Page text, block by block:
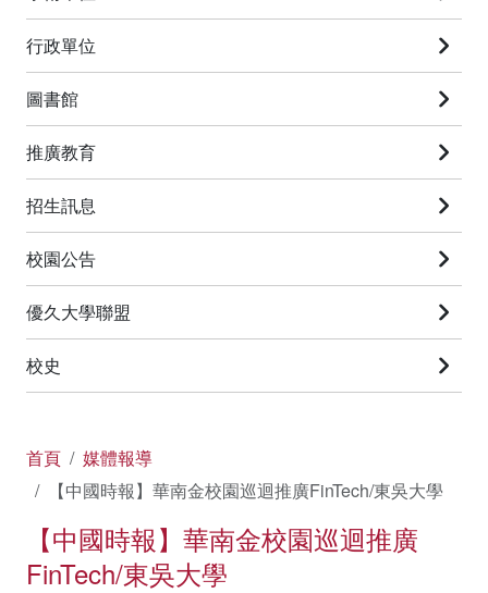
行政單位
圖書館
推廣教育
招生訊息
校園公告
優久大學聯盟
校史
首頁
媒體報導
【中國時報】華南金校園巡迴推廣FinTech/東吳大學
【中國時報】華南金校園巡迴推廣
FinTech/東吳大學